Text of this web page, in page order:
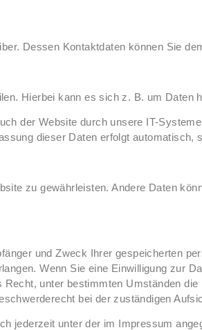
Dessen Kontaktdaten können Sie
Hierbei kann es sich z. B. um Daten
der Website durch unsere IT-
dieser Daten erfolgt automatisch,
zu gewährleisten. Andere Daten
und Zweck Ihrer gespeicherten
Wenn Sie eine Einwilligung zur
unter bestimmten Umständen
bei der zuständigen
jederzeit unter der im Impressum